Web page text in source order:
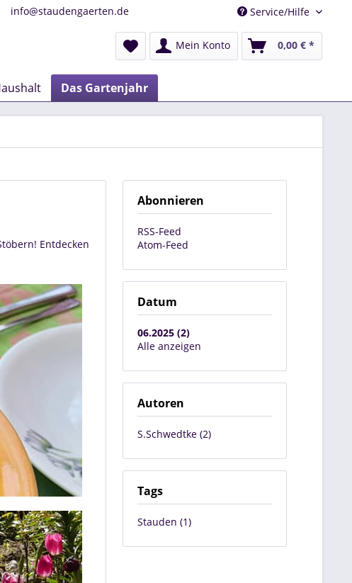
info@staudengaerten.de Service/Hilfe
Mein Konto 0,00 € *
Das Gartenjahr
Abonnieren
RSS-Feed
Atom-Feed
Datum
06.2025 (2)
Alle anzeigen
Autoren
S.Schwedtke (2)
Tags
Stauden (1)
Entdecken